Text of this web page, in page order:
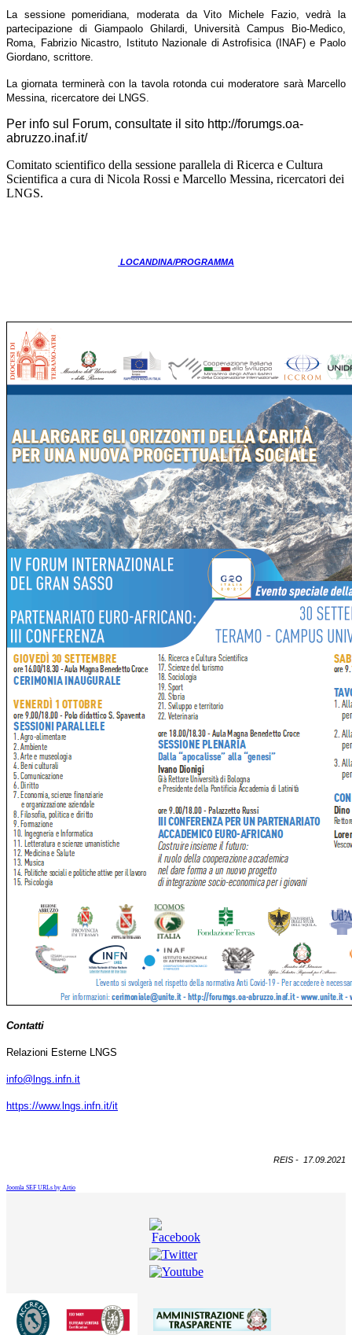
La sessione pomeridiana, moderata da Vito Michele Fazio, vedrà la
partecipazione di Giampaolo Ghilardi, Università Campus Bio-Medico,
Roma, Fabrizio Nicastro, Istituto Nazionale di Astrofisica (INAF) e Paolo
Giordano, scrittore.
La giornata terminerà con la tavola rotonda cui moderatore sarà Marcello
Messina, ricercatore dei LNGS.
Per info sul Forum, consultate il sito http://forumgs.oa-
abruzzo.inaf.it/
Comitato scientifico della sessione parallela di Ricerca e Cultura
Scientifica a cura di Nicola Rossi e Marcello Messina, ricercatori dei
LNGS.
LOCANDINA/PROGRAMMA
Contatti
Relazioni Esterne LNGS
info@lngs.infn.it
https://www.lngs.infn.it/it
REIS - 17.09.2021
Joomla SEF URLs by Artio